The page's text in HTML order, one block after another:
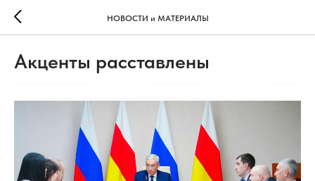
НОВОСТИ и МАТЕРИАЛЫ
Акценты расставлены